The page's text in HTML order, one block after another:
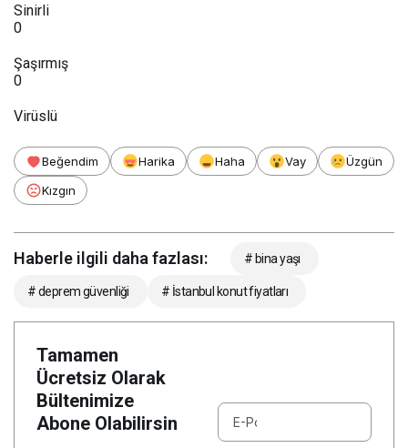
Sinirli
0
Şaşırmış
0
Virüslü
Beğendim Harika Haha Vay
Üzgün
Kızgın
Haberle ilgili daha fazlası: # bina yaşı
# deprem güvenliği # İstanbul konut fiyatları
Tamamen
Ücretsiz Olarak
Bültenimize
Abone Olabilirsin